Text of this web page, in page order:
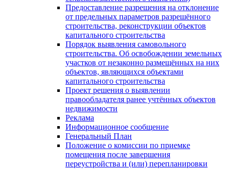
Предоставление разрешения на отклонение
от предельных параметров разрешённого
строительства, реконструкции объектов
капитального строительства
Порядок выявления самовольного
строительства. Об освобождении земельных
участков от незаконно размещённых на них
объектов, являющихся объектами
капитального строительства
Проект решения о выявлении
правообладателя ранее учтённых объектов
недвижимости
Реклама
Информационное сообщение
Генеральный План
Положение о комиссии по приемке
помещения после завершения
переустройства и (или) перепланировки